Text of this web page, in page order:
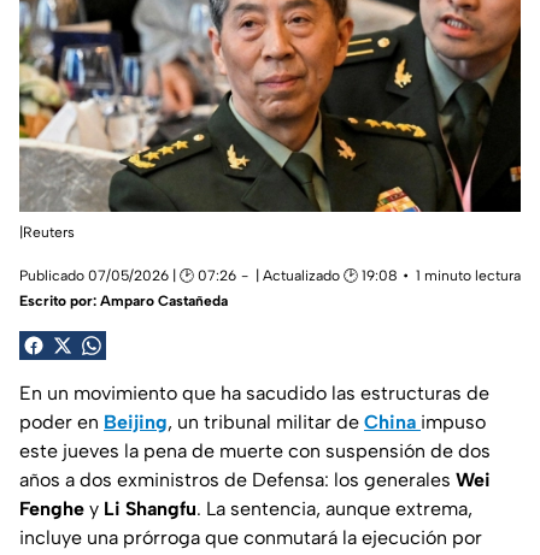
|Reuters
Publicado 07/05/2026 | 🕑 07:26 | Actualizado 🕑 19:08
1 minuto lectura
Escrito por: Amparo Castañeda
En un movimiento que ha sacudido las estructuras de
poder en Beijing, un tribunal militar de China impuso
este jueves la pena de muerte con suspensión de dos
años a dos exministros de Defensa: los generales Wei
Fenghe y Li Shangfu. La sentencia, aunque extrema,
incluye una prórroga que conmutará la ejecución por